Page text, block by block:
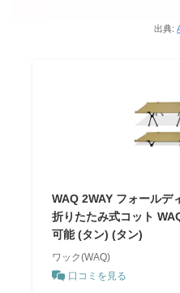
出典:
WAQ 2WAY フォールデ
折りたたみ式コット
可能 (タン) (タン)
ワック(WAQ)
口コミを見る